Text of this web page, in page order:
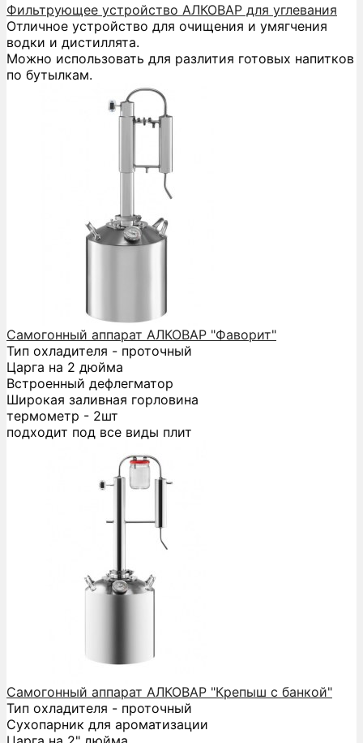
Фильтрующее устройство АЛКОВАР для углевания
Отличное устройство для очищения и умягчения
водки и дистиллята.
Можно использовать для разлития готовых напитков
по бутылкам.
Самогонный аппарат АЛКОВАР "Фаворит"
Тип охладителя - проточный
Царга на 2 дюйма
Встроенный дефлегматор
Широкая заливная горловина
термометр - 2шт
подходит под все виды плит
Самогонный аппарат АЛКОВАР "Крепыш с банкой"
Тип охладителя - проточный
Сухопарник для ароматизации